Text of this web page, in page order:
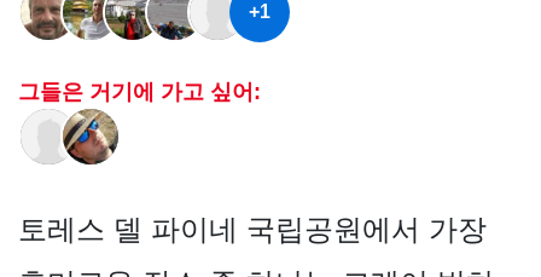
+1
그들은 거기에 가고 싶어:
토레스 델 파이네 국립공원에서 가장